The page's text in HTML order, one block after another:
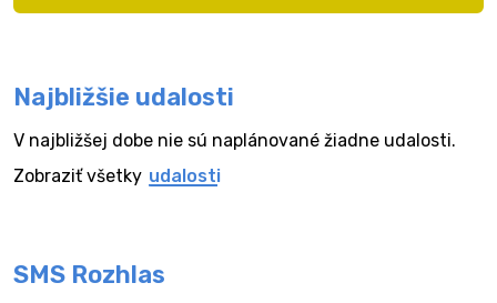
Najbližšie udalosti
V najbližšej dobe nie sú naplánované žiadne udalosti.
Zobraziť všetky udalosti
SMS Rozhlas